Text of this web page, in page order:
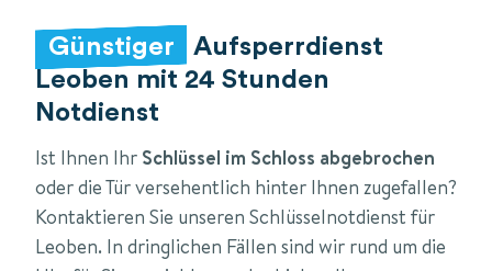
Günstiger
Aufsperrdienst
Leoben mit 24 Stunden
Notdienst
Ist Ihnen Ihr Schlüssel im Schloss abgebrochen
oder die Tür versehentlich hinter Ihnen zugefallen?
Kontaktieren Sie unseren Schlüsselnotdienst für
Leoben. In dringlichen Fällen sind wir rund um die